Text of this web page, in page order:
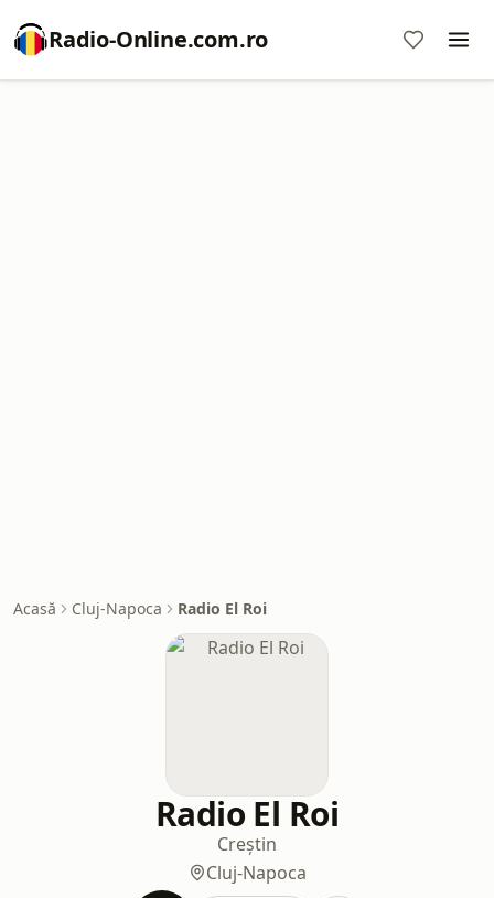
Radio-Online.com.ro
Acasă Cluj-Napoca Radio El Roi
Radio El Roi
Creștin
Cluj-Napoca